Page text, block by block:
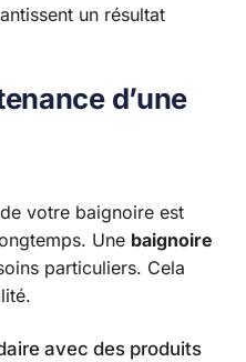
un résultat
d’une
votre baignoire est
Une baignoire
particuliers. Cela
avec des produits